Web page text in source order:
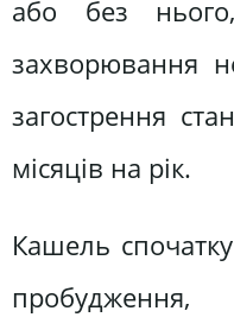
або без
захворювання
загострення
місяців на рік.
Кашель